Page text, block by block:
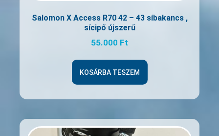
Salomon X Access R70 42 – 43 síbakancs ,
sícipő újszerű
55.000 Ft
KOSÁRBA TESZEM